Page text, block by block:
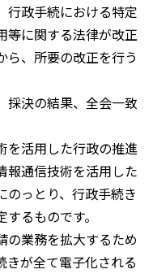
行政手続における特定
等に関する法律が改正
ら、所要の改正を行う
採決の結果、全会一致
を活用した行政の推進
報通信技術を活用した
のっとり、行政手続き
るものです。
業務を拡大するため
きが全て電子化される